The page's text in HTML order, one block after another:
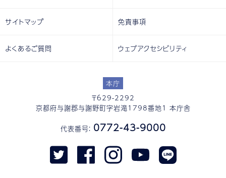
本庁
〒629-2292
京都府与謝郡与謝野町字岩滝1798番地1 本庁舎
代表番号： 0772-43-9000
サイトマップ 免責事項
よくあるご質問 ウェブアクセシビリティ